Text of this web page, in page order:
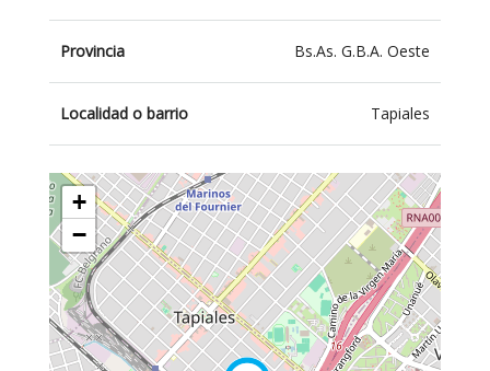
Provincia Bs.As. G.B.A. Oeste
Localidad o barrio Tapiales
+
−